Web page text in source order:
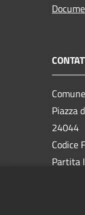
Piazza
24044
Codice
Partita